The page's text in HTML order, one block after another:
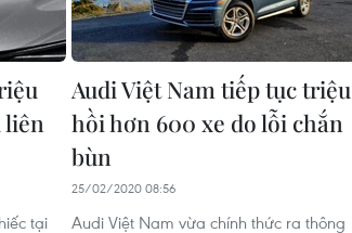
liên
tại
Audi Việt Nam tiếp tục triệu
hồi hơn 600 xe do lỗi chắn
bùn
25/02/2020 08:56
Audi Việt Nam vừa chính thức ra thông